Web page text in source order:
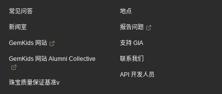
常见问答
新闻室
GemKids 网站
GemKids 网站 Alumni Collective
珠宝质量保证基准v
地点
报告问题
支持 GIA
联系我们
API 开发人员